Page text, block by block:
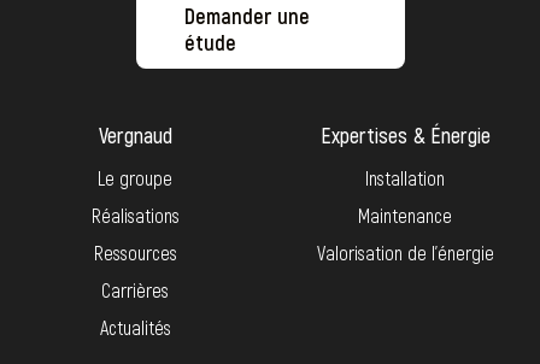
Demander une
étude
Vergnaud
Le groupe
Réalisations
Ressources
Carrières
Actualités
Expertises & Énergie
Installation
Maintenance
Valorisation de l’énergie